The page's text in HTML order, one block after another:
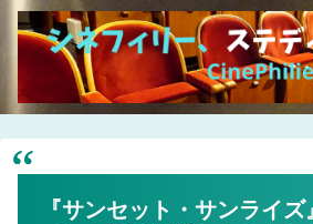
『サンセット・サンライ